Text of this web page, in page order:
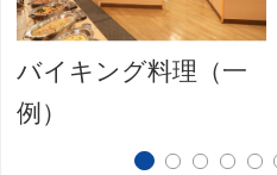
バイキング料理（一
例）